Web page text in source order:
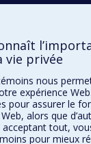
vie privée
nous
expérience
pour assurer le
alors que
acceptant tout,
pour mieux